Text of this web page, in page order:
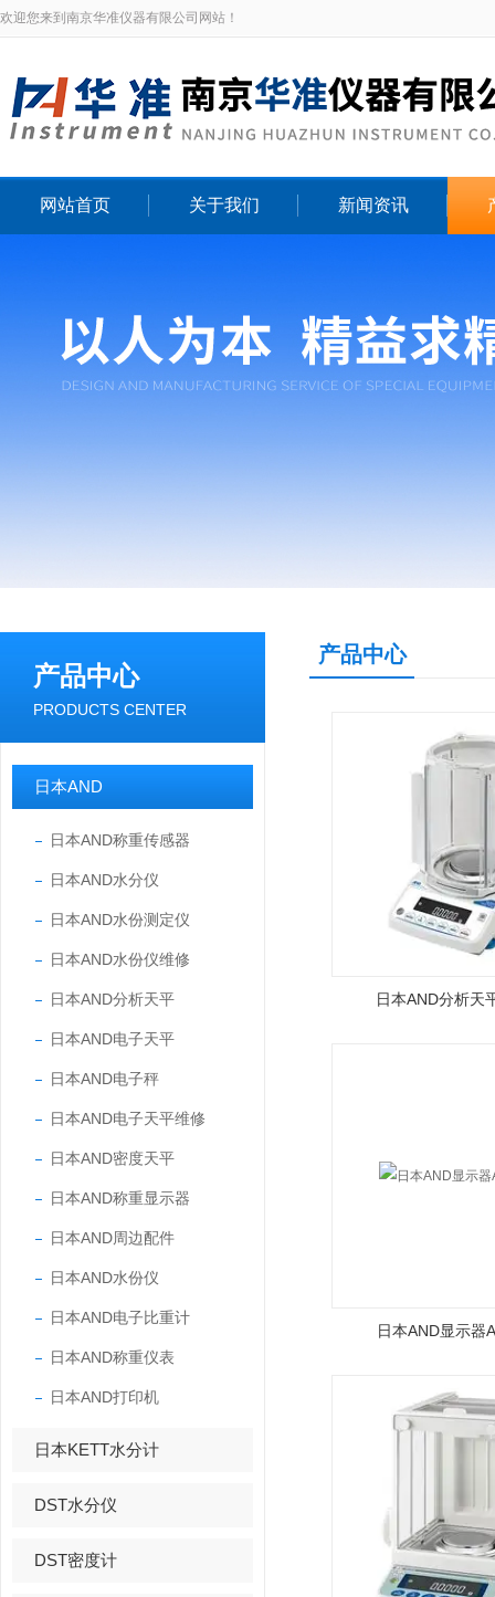
欢迎您来到南京华准仪器有限公司网站！
网站首页 关于我们 新闻资讯
产品中心
PRODUCTS CENTER
日本AND
日本AND称重传感器
日本AND水分仪
日本AND水份测定仪
日本AND水份仪维修
日本AND分析天平
日本AND电子天平
日本AND电子秤
日本AND电子天平维修
日本AND密度天平
日本AND称重显示器
日本AND周边配件
日本AND水份仪
日本AND电子比重计
日本AND称重仪表
日本AND打印机
日本KETT水分计
DST水分仪
DST密度计
产品中心
日本AND分析天
日本AND显示器